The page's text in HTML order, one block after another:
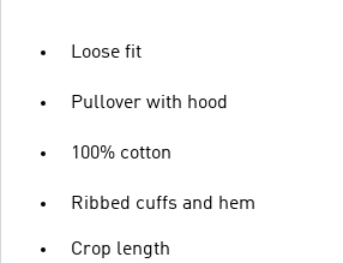
Loose fit
Pullover with hood
100% cotton
Ribbed cuffs and hem
Crop length